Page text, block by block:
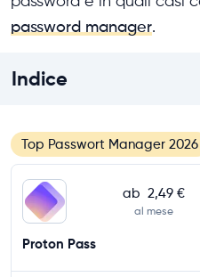
password manager.
Indice
Top Passwort Manager 2026
ab 2,49 €
al mese
Proton Pass